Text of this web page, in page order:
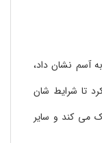
آسم نشان داد،
تا شرایط شان
می کند و سایر